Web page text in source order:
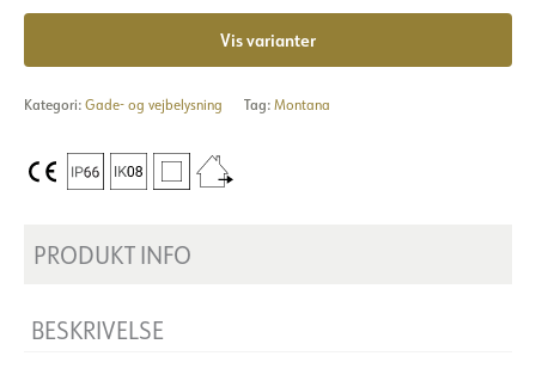
Vis varianter
Kategori: Gade- og vejbelysning Tag: Montana
PRODUKT INFO
BESKRIVELSE